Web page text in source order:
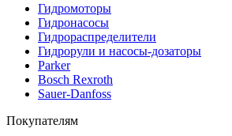
Гидромоторы
Гидронасосы
Гидрораспределители
Гидрорули и насосы-дозаторы
Parker
Bosch Rexroth
Sauer-Danfoss
Покупателям